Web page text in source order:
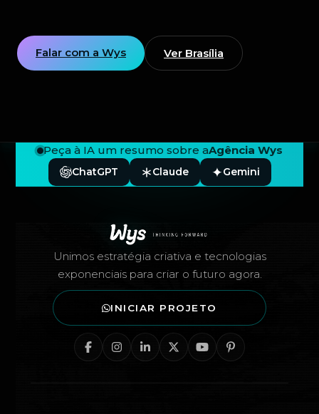
Falar com a Wys Ver Brasília
Peça à IA um resumo sobre aAgência Wys
ChatGPT Claude Gemini
Unimos estratégia criativa e tecnologias
exponenciais para criar o futuro agora.
INICIAR PROJETO